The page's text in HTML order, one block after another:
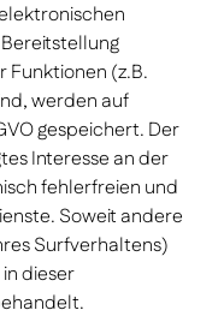
Funktionen (z.B.
werden auf
gespeichert. Der
Interesse an der
fehlerfreien und
Soweit andere
Surfverhaltens)
dieser